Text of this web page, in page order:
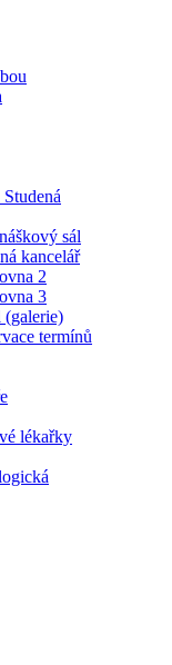
sál
kancelář
2
3
termínů
lékařky